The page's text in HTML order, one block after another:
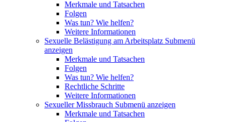
Merkmale und Tatsachen
Folgen
Was tun? Wie helfen?
Weitere Informationen
Sexuelle Belästigung am Arbeitsplatz Submenü
anzeigen
Merkmale und Tatsachen
Folgen
Was tun? Wie helfen?
Rechtliche Schritte
Weitere Informationen
Sexueller Missbrauch Submenü anzeigen
Merkmale und Tatsachen